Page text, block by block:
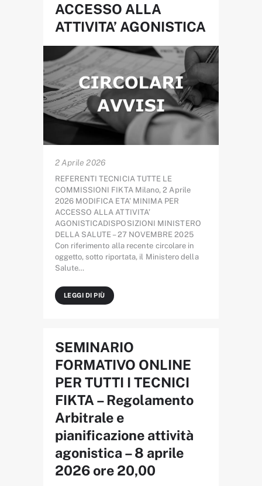
ACCESSO ALLA
ATTIVITA’ AGONISTICA
2 Aprile 2026
REFERENTI TECNICIA TUTTE LE
COMMISSIONI FIKTA Milano, 2 Aprile
2026 MODIFICA ETA’ MINIMA PER
ACCESSO ALLA ATTIVITA’
AGONISTICADISPOSIZIONI MINISTERO
DELLA SALUTE – 27 NOVEMBRE 2025
Con riferimento alla recente circolare in
oggetto, sotto riportata, il Ministero della
Salute…
LEGGI DI PIÙ
SEMINARIO
FORMATIVO ONLINE
PER TUTTI I TECNICI
FIKTA – Regolamento
Arbitrale e
pianificazione attività
agonistica – 8 aprile
2026 ore 20,00